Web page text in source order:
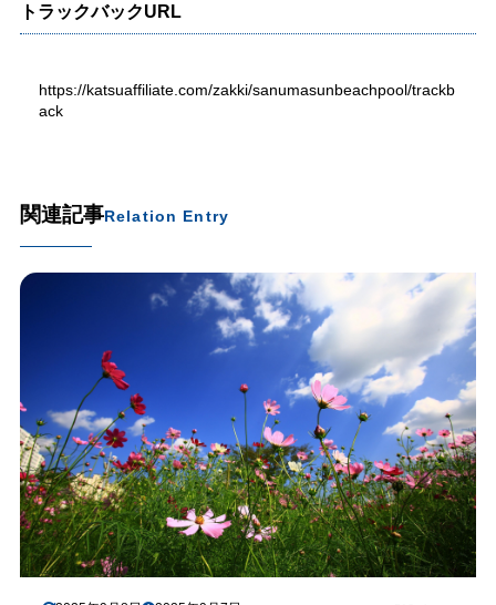
トラックバックURL
https://katsuaffiliate.com/zakki/sanumasunbeachpool/trackb
ack
関連記事Relation Entry